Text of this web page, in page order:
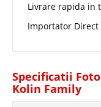
Livrare rapida in
Importator
Specificatii
Kolin Family